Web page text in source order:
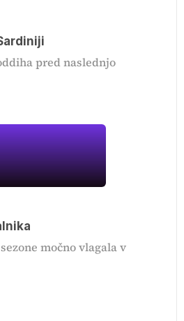
pred naslednjo
močno vlagala v